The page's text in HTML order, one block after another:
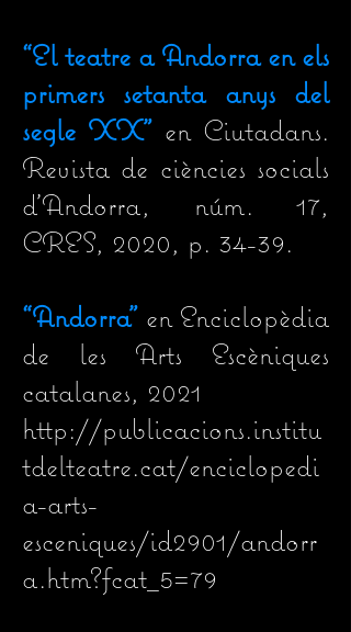
“El teatre a Andorra en els
primers setanta anys del
segle XX" en Ciutadans.
Revista de ciències socials
d’Andorra, núm. 17,
CRES, 2020, p. 34-39.
“Andorra" en Enciclopèdia
de les Arts Escèniques
catalanes, 2021
http://publicacions.institu
tdelteatre.cat/enciclopedi
a-arts-
esceniques/id2901/andorr
a.htm?fcat_5=79